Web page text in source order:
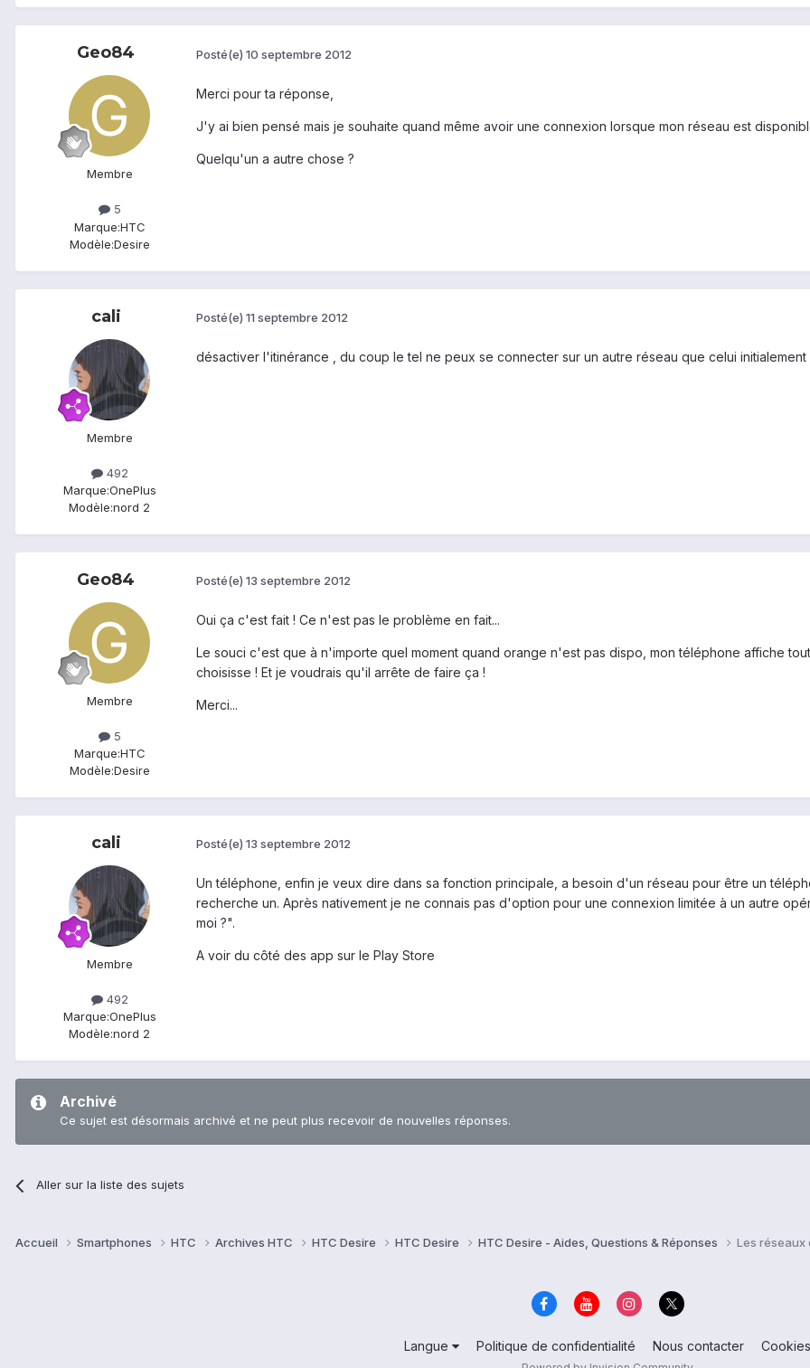
Geo84
Membre
5
Marque:HTC
Modèle:Desire
Posté(e) 10 septembre 2012
Merci pour ta réponse,
J'y ai bien pensé mais je souhaite quand même avoir une connexion lorsque mon réseau est
Quelqu'un a autre chose ?
cali
Membre
492
Marque:OnePlus
Modèle:nord 2
Posté(e) 11 septembre 2012
désactiver l'itinérance , du coup le tel ne peux se connecter sur un autre réseau que celui initialement
Geo84
Membre
5
Marque:HTC
Modèle:Desire
Posté(e) 13 septembre 2012
Oui ça c'est fait ! Ce n'est pas le problème en fait...
Le souci c'est que à n'importe quel moment quand orange n'est pas dispo, mon téléphone affiche
choisisse ! Et je voudrais qu'il arrête de faire ça !
Merci...
cali
Membre
492
Marque:OnePlus
Modèle:nord 2
Posté(e) 13 septembre 2012
Un téléphone, enfin je veux dire dans sa fonction principale, a besoin d'un réseau pour être un
recherche un. Après nativement je ne connais pas d'option pour une connexion limitée à un autre
moi ?".
A voir du côté des app sur le Play Store
Archivé
Ce sujet est désormais archivé et ne peut plus recevoir de nouvelles réponses.
Aller sur la liste des sujets
Accueil Smartphones HTC Archives HTC HTC Desire HTC Desire HTC Desire - Aides, Questions & Réponses Les réseaux
Langue Politique de confidentialité Nous contacter Cookies